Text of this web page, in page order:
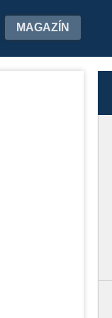
MAGAZÍN